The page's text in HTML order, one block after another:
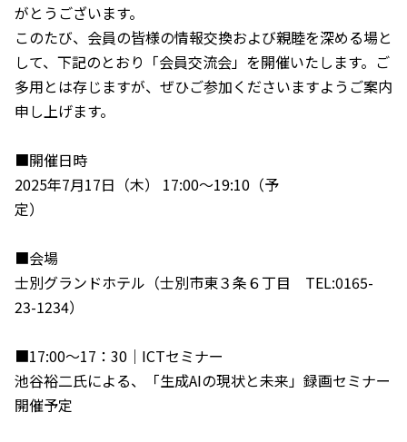
がとうございます。
このたび、会員の皆様の情報交換および親睦を深める場と
して、下記のとおり「会員交流会」を開催いたします。ご
多用とは存じますが、ぜひご参加くださいますようご案内
申し上げます。
■開催日時
2025年7月17日（木） 17:00～19:10（予
定
■会場
士別グランドホテル（士別市東３条６丁目 TEL:0165-
23-1234）
■17:00～17：30｜ICTセミナー
池谷裕二氏による、「生成AIの現状と未来」録画セミナー
開催予定